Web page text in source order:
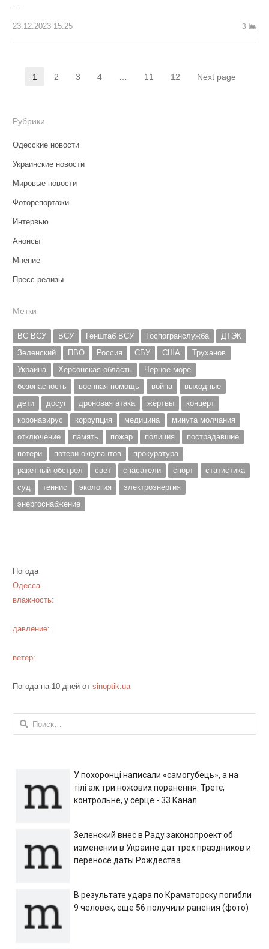
…
23.12.2023 15:25 3
Пагинация
Страница
1 Страница
2 Страница
3 Страница
4 … Страница
11 Страница
12 Next page
Рубрики
Одесские новости
Украинские новости
Мировые новости
Фоторепортажи
Интервью
Анонсы
Мнение
Пресс-релизы
Метки
ВС ВСУ ВСУ Генштаб ВСУ Госпогранслужба
ДТЭК
Зеленский
ПВО Россия СБУ США
Труханов
Украина
Херсонская область
Чёрное море
безопасность
военная помощь война
выходные
дети
досуг дроновая атака жертвы
концерт
коронавирус
коррупция медицина
минута молчания
отключение
память пожар полиция
пострадавшие
потери
потери оккупантов
прокуратура
ракетный обстрел
свет спасатели спорт
статистика
суд
теннис экология
электроэнергия
энергоснабжение
Погода
Одесса
влажность:
давление:
ветер:
Погода на 10 дней от sinoptik.ua
Найти:
У похоронці написали «самогубець», а на
тілі аж три ножових поранення. Третє,
контрольне, у серце - 33 Канал
Зеленский внес в Раду законопроект об
изменении в Украине дат трех праздников и
переносе даты Рождества
В результате удара по Краматорску погибли
9 человек, еще 56 получили ранения (фото)